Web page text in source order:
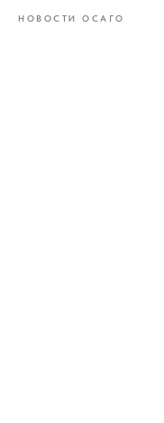
НОВОСТИ ОСАГО